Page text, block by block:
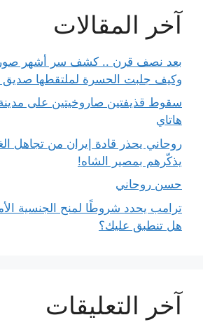
آخر المقالات
بعد نصف قرن .. كشف سر أشهر
وكيف جلبت الحسرة لملتقطها صديق
سقوط قذيفتين صاروخيتين على مدينة
هاتاي
روحاني يحذر قادة إيران من تجاهل
يذكّرهم بمصير الشاه!
حسن روحاني
ترامب يحدد شروطًا لمنح الجنسية
هل تنطبق عليك؟
آخر التعليقات